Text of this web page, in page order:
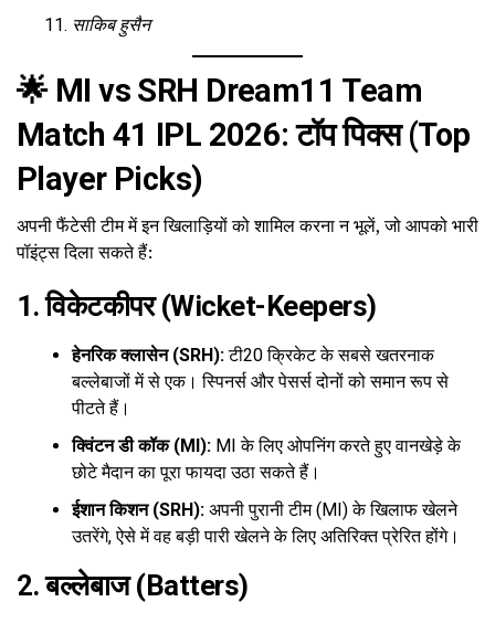
साकिब हुसैन
🌟 MI vs SRH Dream11 Team
Match 41 IPL 2026: टॉप पिक्स (Top
Player Picks)
अपनी फैंटेसी टीम में इन खिलाड़ियों को शामिल करना न भूलें, जो आपको भारी
पॉइंट्स दिला सकते हैं:
1. विकेटकीपर (Wicket-Keepers)
हेनरिक क्लासेन (SRH):टी20 क्रिकेट के सबसे खतरनाक
बल्लेबाजों में से एक। स्पिनर्स और पेसर्स दोनों को समान रूप से
पीटते हैं।
क्विंटन डी कॉक (MI): MI के लिए ओपनिंग करते हुए वानखेड़े के
छोटे मैदान का पूरा फायदा उठा सकते हैं।
ईशान किशन (SRH): अपनी पुरानी टीम (MI) के खिलाफ खेलने
उतरेंगे, ऐसे में वह बड़ी पारी खेलने के लिए अतिरिक्त प्रेरित होंगे।
2. बल्लेबाज (Batters)